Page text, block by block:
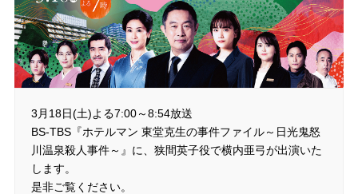
3月18日(土)よる7:00～8:54放送
BS-TBS『ホテルマン 東堂克生の事件ファイル～日光鬼怒
川温泉殺人事件～』に、狭間英子役で横内亜弓が出演いた
します。
是非ご覧ください。